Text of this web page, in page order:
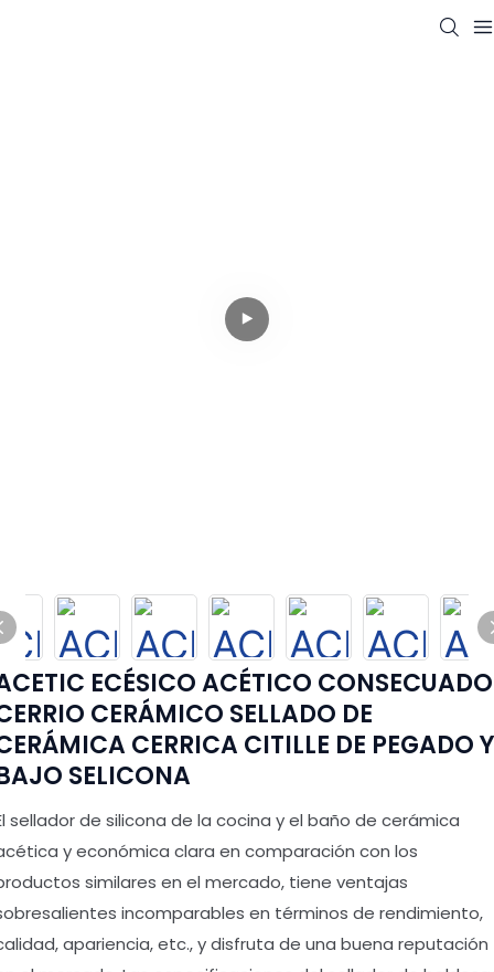
ECÉSICO ACÉTICO CONSECUADO
CERÁMICO SELLADO DE
CERRICA CITILLE DE PEGADO Y
SELICONA
sellador de silicona de la cocina y el baño de cerámica
y económica clara en comparación con los
similares en el mercado, tiene ventajas
incomparables en términos de rendimiento,
apariencia, etc., y disfruta de una buena reputación